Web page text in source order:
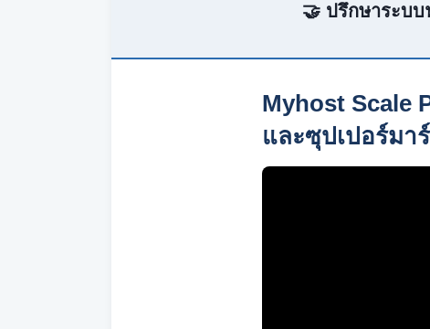
🤝 ปรึกษาระบบ
Myhost Scale
และซุปเปอร์มา